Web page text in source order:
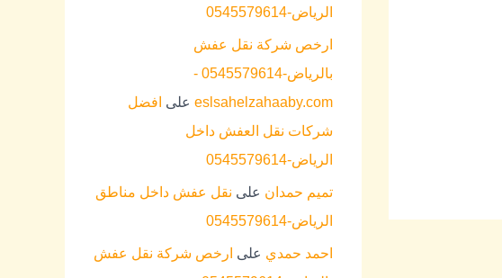
الرياض-0545579614
ارخص شركة نقل عفش
بالرياض-0545579614 -
eslsahelzahaaby.com على افضل
شركات نقل العفش داخل
الرياض-0545579614
تميم حمدان على نقل عفش داخل مناطق
الرياض-0545579614
احمد حمدي على ارخص شركة نقل عفش